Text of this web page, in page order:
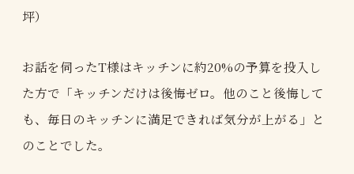
坪）
お話を伺ったT様はキッチンに約20%の予算を投入し
た方で「キッチンだけは後悔ゼロ。他のこと後悔して
も、毎日のキッチンに満足できれば気分が上がる」と
のことでした。